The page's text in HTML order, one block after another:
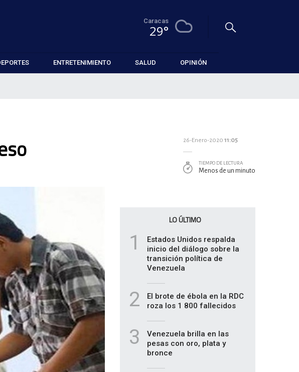
Caracas
29°
ENTRETENIMIENTO SALUD OPINIÓN
26-Enero-2020 11:05
TIEMPO DE LECTURA
Menos de un minuto
LO ÚLTIMO
1
Estados Unidos respalda
inicio del diálogo sobre la
transición política de
Venezuela
2
El brote de ébola en la RDC
roza los 1 800 fallecidos
3
Venezuela brilla en las
pesas con oro, plata y
bronce